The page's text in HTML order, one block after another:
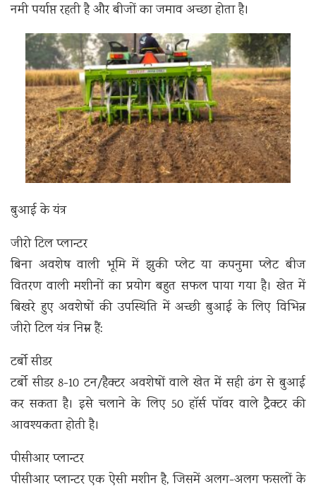
नमी पर्याप्त रहती है और बीजों का जमाव अच्छा होता है।
बुआई के यंत्र
जीरो टिल प्लान्टर
बिना अवशेष वाली भूमि में झुकी प्लेट या कपनुमा प्लेट बीज
वितरण वाली मशीनों का प्रयोग बहुत सफल पाया गया है। खेत में
बिखरे हुए अवशेषों की उपस्थिति में अच्छी बुआई के लिए विभिन्न
जीरो टिल यंत्र निम्न हैं:
टर्बो सीडर
टर्बो सीडर 8-10 टन/हैक्टर अवशेषों वाले खेत में सही ढंग से बुआई
कर सकता है। इसे चलाने के लिए 50 हॉर्स पॉवर वाले ट्रैक्टर की
आवश्यकता होती है।
पीसीआर प्लान्टर
पीसीआर प्लान्टर एक ऐसी मशीन है, जिसमें अलग-अलग फसलों के